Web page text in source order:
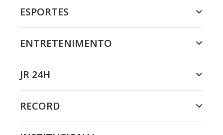
ESPORTES
ENTRETENIMENTO
JR 24H
RECORD